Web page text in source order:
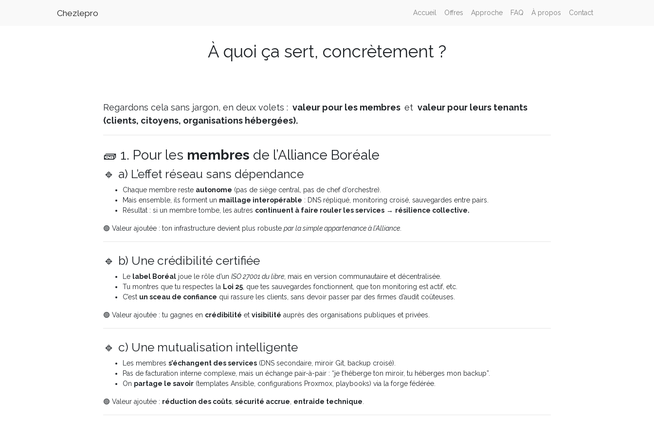
Chezlepro Accueil Offres Approche FAQ À propos Contact
À quoi ça sert, concrètement ?
Regardons cela sans jargon, en deux volets : valeur pour les membres et valeur pour leurs tenants
(clients, citoyens, organisations hébergées).
🧱 1. Pour les membres de l’Alliance Boréale
🔹 a) L’effet réseau sans dépendance
Chaque membre reste autonome (pas de siège central, pas de chef d’orchestre).
Mais ensemble, ils forment un maillage interopérable : DNS répliqué, monitoring croisé, sauvegardes entre pairs.
Résultat : si un membre tombe, les autres continuent à faire rouler les services → résilience collective.
🟢 Valeur ajoutée : ton infrastructure devient plus robuste par la simple appartenance à l’Alliance
🔹 b) Une crédibilité certifiée
Le label Boréal joue le rôle d’un ISO 27001 du libre , mais en version communautaire et décentralisée.
Tu montres que tu respectes la Loi 25 , que tes sauvegardes fonctionnent, que ton monitoring est actif, etc.
C’est un sceau de confiance qui rassure les clients, sans devoir passer par des firmes d’audit coûteuses.
🟢 Valeur ajoutée : tu gagnes en crédibilité et visibilité auprès des organisations publiques et privées.
🔹 c) Une mutualisation intelligente
Les membres s’échangent des services (DNS secondaire, miroir Git, backup croisé).
Pas de facturation interne complexe, mais un échange pair-à-pair : “je t’héberge ton miroir, tu héberges mon backup”.
On partage le savoir (templates Ansible, configurations Proxmox, playbooks) via la forge fédérée.
🟢 Valeur ajoutée : réduction des coûts sécurité accrue entraide technique